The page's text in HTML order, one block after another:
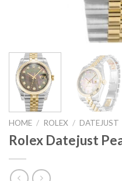
HOME / ROLEX / DATEJUST
Rolex Datejust